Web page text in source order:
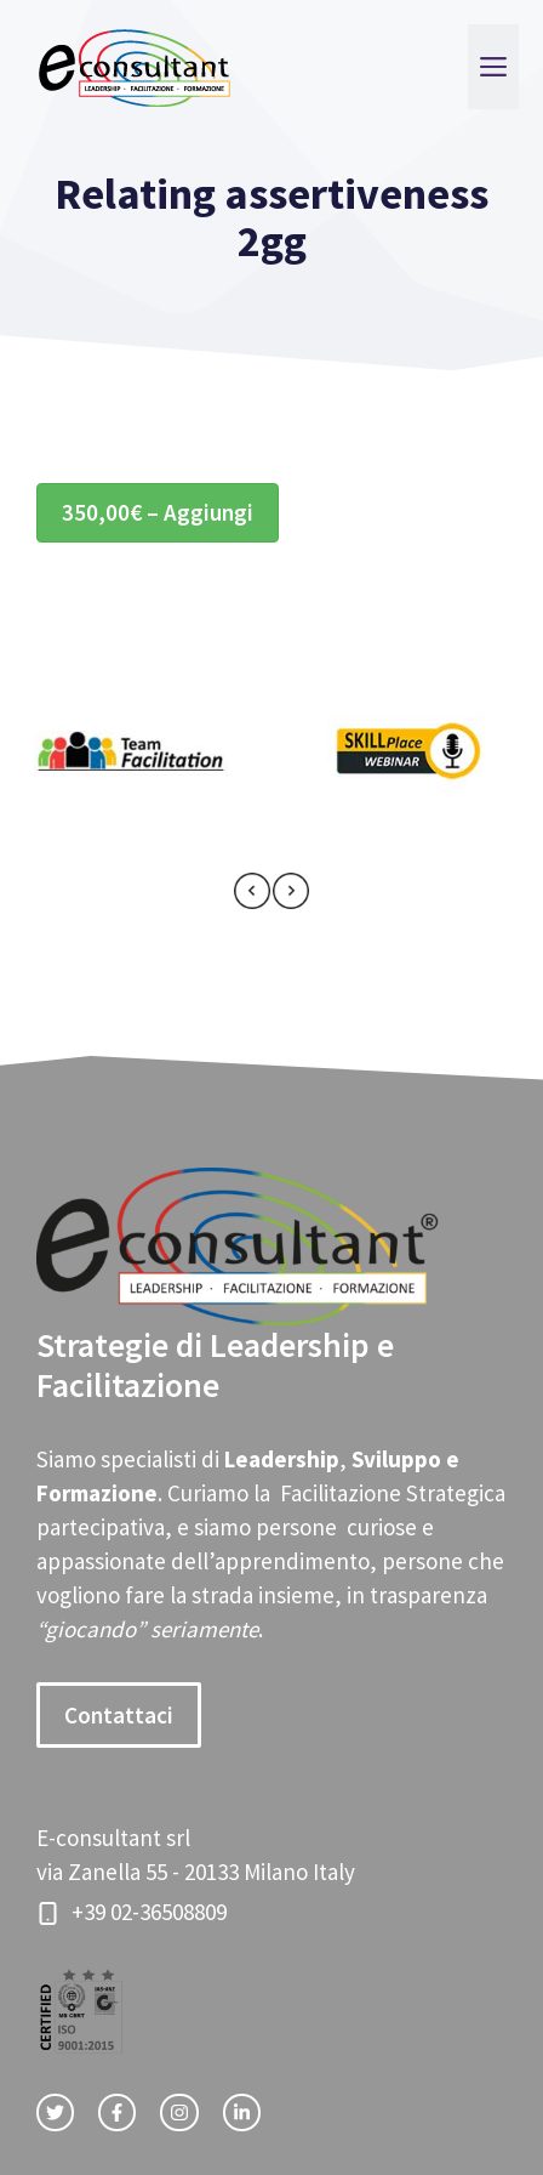
contenuto
Relating assertiveness
2gg
350,00€ – Aggiungi
Strategie di Leadership e
Facilitazione
Siamo specialisti di Leadership, Sviluppo e
Formazione. Curiamo la Facilitazione Strategica
partecipativa, e siamo persone curiose e
appassionate dell’apprendimento, persone che
vogliono fare la strada insieme, in trasparenza
“giocando” seriamente.
Contattaci
E-consultant srl
via Zanella 55 - 20133 Milano Italy
+39 02-36508809